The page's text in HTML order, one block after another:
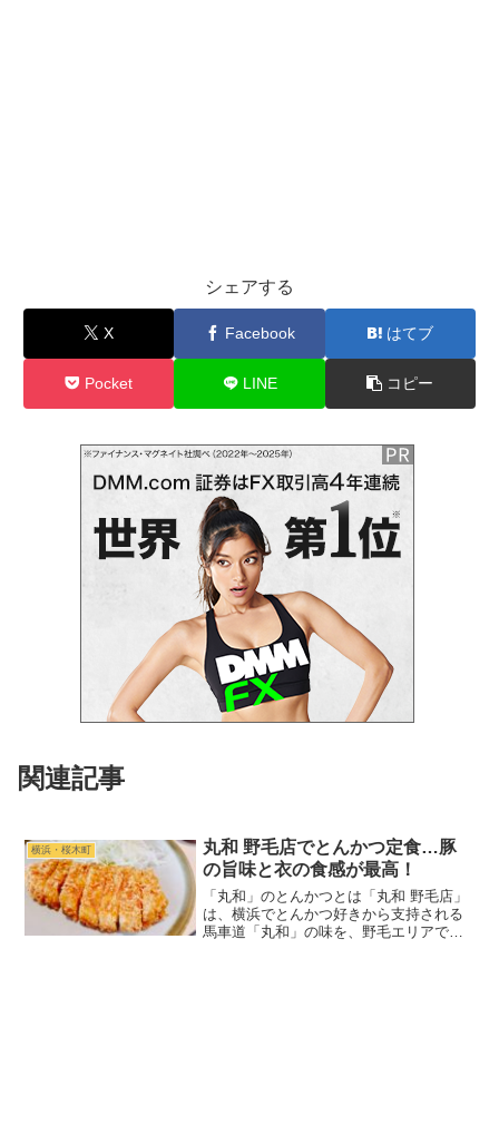
シェアする
X Facebook はてブ
Pocket LINE コピー
関連記事
横浜・桜木町
丸和 野毛店でとんかつ定食…豚
の旨味と衣の食感が最高！
「丸和」のとんかつとは「丸和 野毛店」
は、横浜でとんかつ好きから支持される
馬車道「丸和」の味を、野毛エリアでラ